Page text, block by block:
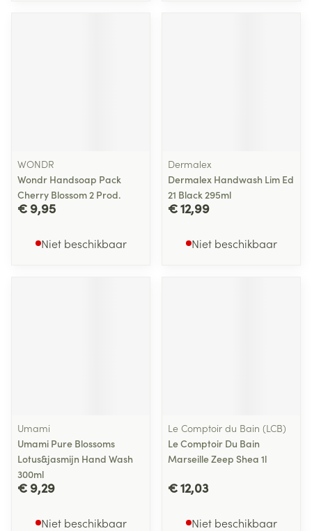
WONDR
Wondr Handsoap Pack
Cherry Blossom 2 Prod.
€ 9,95
Niet beschikbaar
Dermalex
Dermalex Handwash Lim Ed
21 Black 295ml
€ 12,99
Niet beschikbaar
Umami
Umami Pure Blossoms
Lotus&jasmijn Hand Wash
300ml
€ 9,29
Niet beschikbaar
Le Comptoir du Bain (LCB)
Le Comptoir Du Bain
Marseille Zeep Shea 1l
€ 12,03
Niet beschikbaar